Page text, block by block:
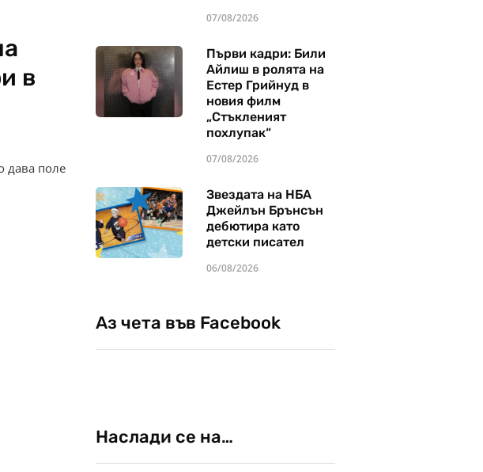
в
дава поле
07/08/2026
Първи кадри: Били
Айлиш в ролята на
Естер Грийнуд в
новия филм
„Стъкленият
похлупак“
07/08/2026
Звездата на НБА
Джейлън Брънсън
дебютира като
детски писател
06/08/2026
Аз чета във Facebook
Наслади се на…